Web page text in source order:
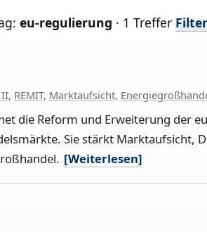
eu-regulierung · 1 Treffer
II, REMIT, Marktaufsicht,
die Reform und Erweiterung der
Sie stärkt Marktaufsicht,
[Weiterlesen]